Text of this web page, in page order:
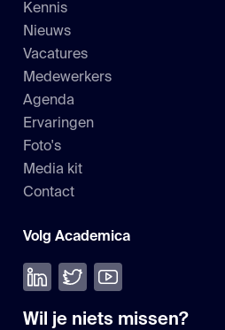
Kennis
Nieuws
Vacatures
Medewerkers
Agenda
Ervaringen
Foto's
Media kit
Contact
Volg Academica
Volg ons op LinkedIn
Volg ons op Twitter
Bekijk onze YouTube
Wil je niets missen?